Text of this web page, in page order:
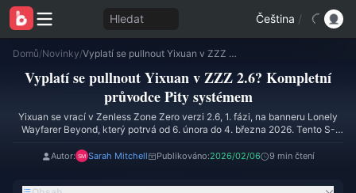
Hledat Čeština /
Domů/Novinky/ Vyplatí se pullnout Yixuan v ZZZ 2.6? Kompletní průvodce Pity systémem
Vyplatí se pullnout Yixuan v ZZZ 2.6? Kompletní
průvodce Pity systémem
Yixuan se vrací v Zenless Zone Zero verzi 2.6, 1. fázi, na banneru Lonely
Wayfarer Beyond, který potrvá od 6. února do 4. března 2026. Tento S-
na 90. pullu a mechanikou 50/50. Soft pity začíná na 75. pullu, přičemž
Autor: Sarah Mitchell Publikováno:2026/02/06 9 min čtení